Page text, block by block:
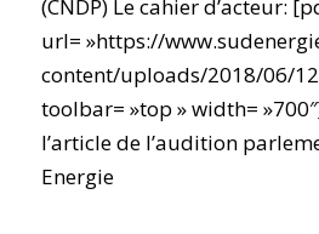
(CNDP) Le cahier d’acteur:
url= »https://
content/uploads/2018/06/
toolbar= »top » width=
l’article de l’audition
Energie